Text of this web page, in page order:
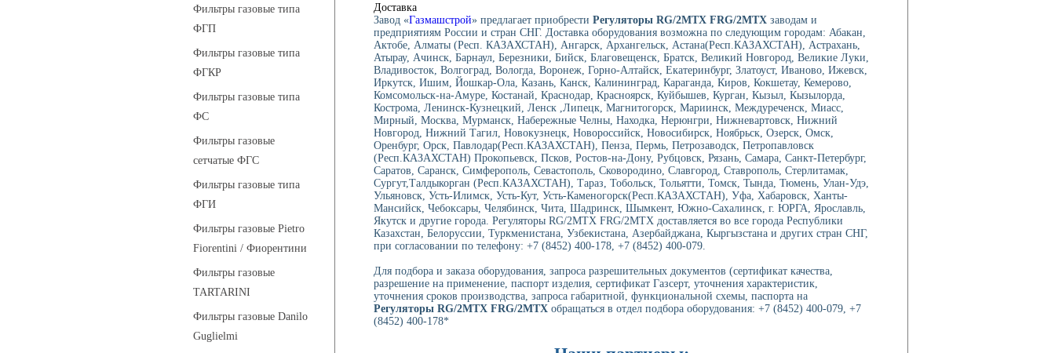
Фильтры газовые типа
ФГП
Фильтры газовые типа
ФГКР
Фильтры газовые типа
ФС
Фильтры газовые
сетчатые ФГС
Фильтры газовые типа
ФГИ
Фильтры газовые Pietro
Fiorentini / Фиорентини
Фильтры газовые
TARTARINI
Фильтры газовые Danilo
Guglielmi
Доставка
Завод «Газмашстрой» предлагает приобрести Регуляторы RG/2MTX FRG/2MTXзаводам и
предприятиям России и стран СНГ. Доставка оборудования возможна по следующим городам: Абакан,
Актобе, Алматы (Респ. КАЗАХСТАН), Ангарск, Архангельск, Астана(Респ.КАЗАХСТАН), Астрахань,
Атырау, Ачинск, Барнаул, Березники, Бийск, Благовещенск, Братск, Великий Новгород, Великие Луки,
Владивосток, Волгоград, Вологда, Воронеж, Горно-Алтайск, Екатеринбург, Златоуст, Иваново, Ижевск,
Иркутск, Ишим, Йошкар-Ола, Казань, Канск, Калининград, Караганда, Киров, Кокшетау, Кемерово,
Комсомольск-на-Амуре, Костанай, Краснодар, Красноярск, Куйбышев, Курган, Кызыл, Кызылорда,
Кострома, Ленинск-Кузнецкий, Ленск ,Липецк, Магнитогорск, Мариинск, Междуреченск, Миасс,
Мирный, Москва, Мурманск, Набережные Челны, Находка, Нерюнгри, Нижневартовск, Нижний
Новгород, Нижний Тагил, Новокузнецк, Новороссийск, Новосибирск, Ноябрьск, Озерск, Омск,
Оренбург, Орск, Павлодар(Респ.КАЗАХСТАН), Пенза, Пермь, Петрозаводск, Петропавловск
(Респ.КАЗАХСТАН) Прокопьевск, Псков, Ростов-на-Дону, Рубцовск, Рязань, Самара, Санкт-Петербург,
Саратов, Саранск, Симферополь, Севастополь, Сковородино, Славгород, Ставрополь, Стерлитамак,
Сургут,Талдыкорган (Респ.КАЗАХСТАН), Тараз, Тобольск, Тольятти, Томск, Тында, Тюмень, Улан-Удэ,
Ульяновск, Усть-Илимск, Усть-Кут, Усть-Каменогорск(Респ.КАЗАХСТАН), Уфа, Хабаровск, Ханты-
Мансийск, Чебоксары, Челябинск, Чита, Шадринск, Шымкент, Южно-Сахалинск, г. ЮРГА, Ярославль,
Якутск и другие города. Регуляторы RG/2MTX FRG/2MTX доставляется во все города Республики
Казахстан, Белоруссии, Туркменистана, Узбекистана, Азербайджана, Кыргызстана и других стран СНГ,
при согласовании по телефону: +7 (8452) 400-178, +7 (8452) 400-079.
Для подбора и заказа оборудования, запроса разрешительных документов (сертификат качества,
разрешение на применение, паспорт изделия, сертификат Газсерт, уточнения характеристик,
уточнения сроков производства, запроса габаритной, функциональной схемы, паспорта на
Регуляторы RG/2MTX FRG/2MTXобращаться в отдел подбора оборудования: +7 (8452) 400-079, +7
(8452) 400-178*